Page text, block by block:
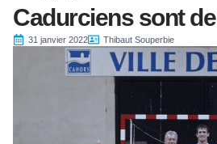
Cadurciens sont
31 janvier 2022 Thibaut Souperbie